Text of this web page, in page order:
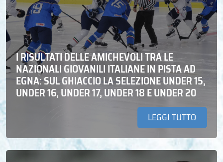
I RISULTATI DELLE AMICHEVOLI TRA LE
NAZIONALI GIOVANILI ITALIANE IN PISTA AD
EGNA: SUL GHIACCIO LA SELEZIONE UNDER 15,
UNDER 16, UNDER 17, UNDER 18 E UNDER 20
LEGGI TUTTO